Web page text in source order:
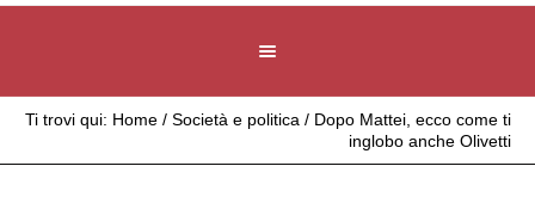
Ti trovi qui: Home / Società e politica / Dopo Mattei, ecco come ti
inglobo anche Olivetti